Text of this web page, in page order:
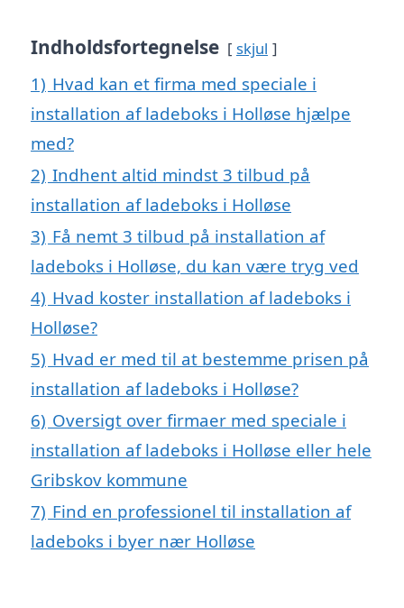
Indholdsfortegnelse skjul
1) Hvad kan et firma med speciale i
installation af ladeboks i Holløse hjælpe
med?
2) Indhent altid mindst 3 tilbud på
installation af ladeboks i Holløse
3) Få nemt 3 tilbud på installation af
ladeboks i Holløse, du kan være tryg ved
4) Hvad koster installation af ladeboks i
Holløse?
5) Hvad er med til at bestemme prisen på
installation af ladeboks i Holløse?
6) Oversigt over firmaer med speciale i
installation af ladeboks i Holløse eller hele
Gribskov kommune
7) Find en professionel til installation af
ladeboks i byer nær Holløse